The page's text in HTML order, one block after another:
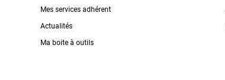
Mes services adhérent
Actualités
Ma boite à outils